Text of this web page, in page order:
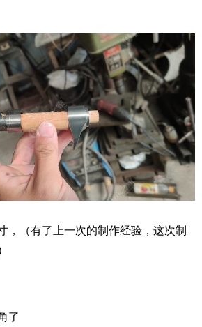
，（有了上一次的制作经验，这次制
了